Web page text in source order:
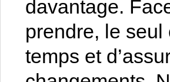
davantage.
prendre, le seul
temps et